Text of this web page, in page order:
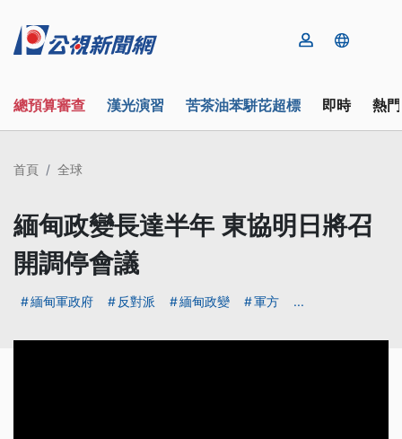
總預算審查 漢光演習 苦茶油苯駢芘超標 即時 熱
首頁 全球
緬甸政變長達半年 東協明日將召
開調停會議
緬甸軍政府 反對派 緬甸政變 軍方 ...